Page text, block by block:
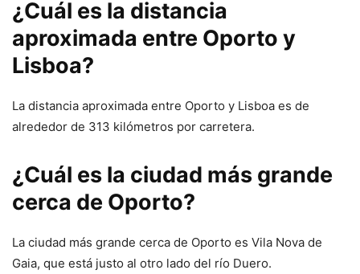
¿Cuál es la distancia
aproximada entre Oporto y
Lisboa?
La distancia aproximada entre Oporto y Lisboa es de
alrededor de 313 kilómetros por carretera.
¿Cuál es la ciudad más grande
cerca de Oporto?
La ciudad más grande cerca de Oporto es Vila Nova de
Gaia, que está justo al otro lado del río Duero.